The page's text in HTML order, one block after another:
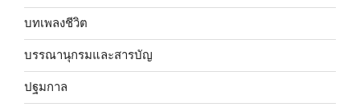
บทเพลงชีวิต
บรรณานุกรมและสารบัญ
ปฐมกาล